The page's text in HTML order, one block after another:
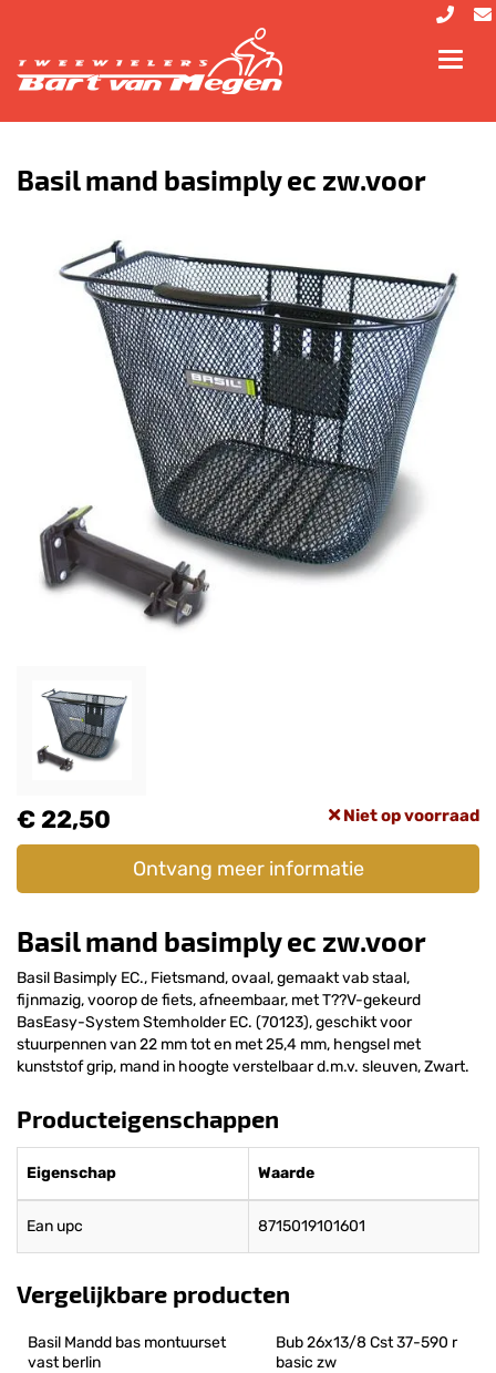
Basil mand basimply ec zw.voor
€ 22,50 Niet op voorraad
Ontvang meer informatie
Basil mand basimply ec zw.voor
Basil Basimply EC., Fietsmand, ovaal, gemaakt vab staal,
fijnmazig, voorop de fiets, afneembaar, met T??V-gekeurd
BasEasy-System Stemholder EC. (70123), geschikt voor
stuurpennen van 22 mm tot en met 25,4 mm, hengsel met
kunststof grip, mand in hoogte verstelbaar d.m.v. sleuven, Zwart.
Producteigenschappen
Eigenschap Waarde
Ean upc 8715019101601
Vergelijkbare producten
Basil Mandd bas montuurset
vast berlin
Bub 26x13/8 Cst 37-590 r
basic zw